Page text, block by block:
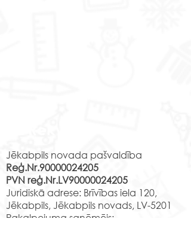
Jēkabpils novada pašvaldība
Reģ.Nr.90000024205
PVN reģ.Nr.LV90000024205
Juridiskā adrese: Brīvības iela 120,
Jēkabpils, Jēkabpils novads, LV-5201
Pakalpojuma saņēmējs: